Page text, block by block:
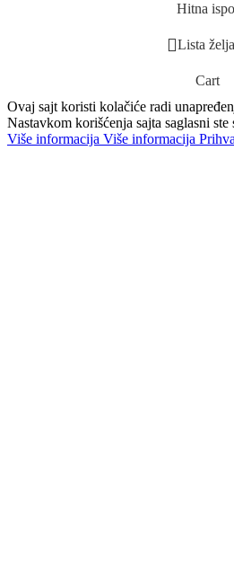
Hitna
Lista želja
Cart
Ovaj sajt koristi kolačiće radi
Nastavkom korišćenja sajta saglasni
Više informacija Više informacija